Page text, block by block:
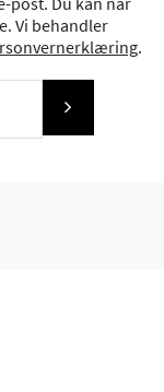
Vi behandler
.